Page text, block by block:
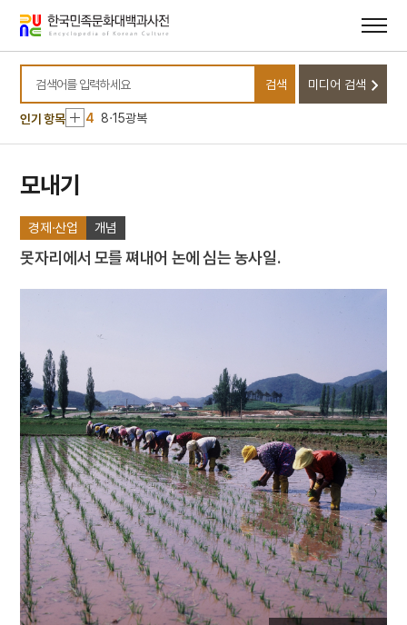
바로가기
바로가기
검색어를 입력하세요
검색 미디어 검색
인기 항목
1 금성대군
2 봉산서원
3 세조
4 8·15광복
5 모래톱 이야기
고사관수도
9
고양 송포 백송
봉산서원
4 8·15광복
5 모래톱 이야기
6 방구리
7 격음
8 고사관수도
9 고양 송포 백송
10
금동 미륵보살 반가 사유상
모내기
경제·산업 개념
못자리에서 모를 쪄내어 논에 심는 농사일.